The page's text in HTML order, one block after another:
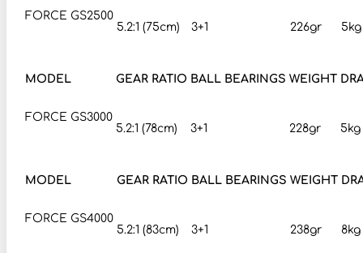
FORCE GS2500
5.2:1 (75cm)
3+1 226gr 5kg
MODEL GEAR RATIO BALL BEARINGS WEIGHT
FORCE GS3000
5.2:1 (78cm)
3+1 228gr 5kg
MODEL GEAR RATIO BALL BEARINGS WEIGHT
FORCE GS4000
5.2:1 (83cm)
3+1 238gr 8kg